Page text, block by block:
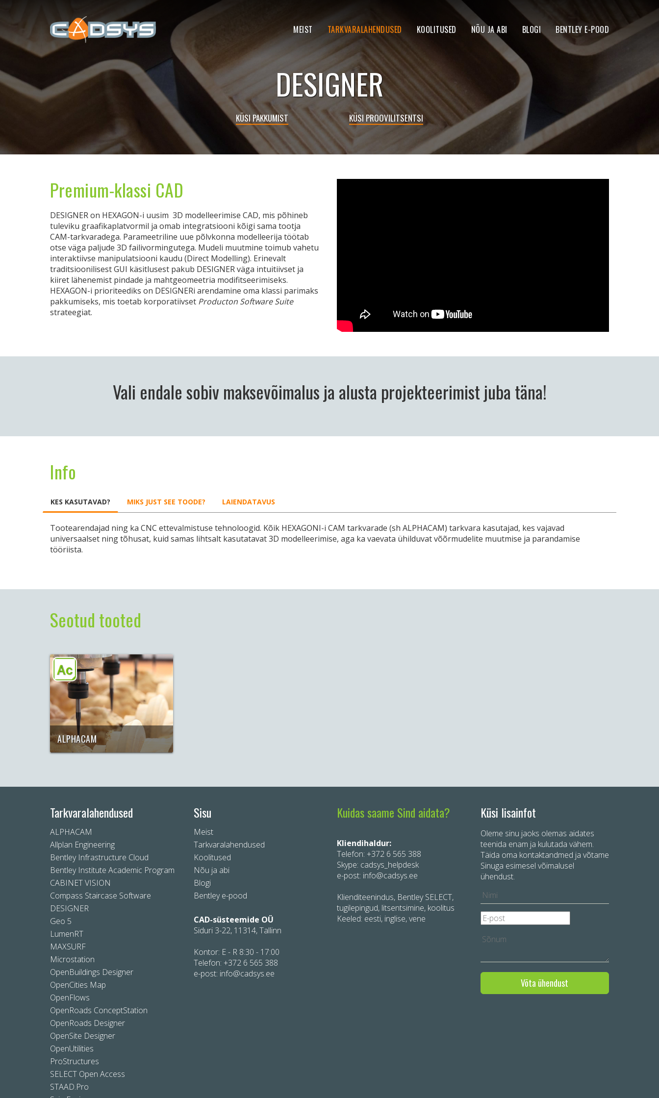
MEIST TARKVARALAHENDUSED KOOLITUSED NÕU JA ABI BLOGI BENTLEY E-POOD
DESIGNER
KÜSI PAKKUMIST KÜSI PROOVILITSENTSI
Premium-klassi CAD
DESIGNER on HEXAGON-i uusim 3D modelleerimise CAD, mis põhineb
tuleviku graafikaplatvormil ja omab integratsiooni kõigi sama tootja
CAM-tarkvaradega. Parameetriline uue põlvkonna modelleerija töötab
otse väga paljude 3D failivormingutega. Mudeli muutmine toimub vahetu
interaktiivse manipulatsiooni kaudu (Direct Modelling). Erinevalt
traditsioonilisest GUI käsitlusest pakub DESIGNER väga intuitiivset ja
kiiret lähenemist pindade ja mahtgeomeetria modifitseerimiseks.
HEXAGON-i prioriteediks on DESIGNERi arendamine oma klassi parimaks
pakkumiseks, mis toetab korporatiivset Producton Software Suite
strateegiat.
Vali endale sobiv maksevõimalus ja alusta projekteerimist juba täna!
Info
KES KASUTAVAD? MIKS JUST SEE TOODE? LAIENDATAVUS
Tootearendajad ning ka CNC ettevalmistuse tehnoloogid. Kõik HEXAGONI-i CAM tarkvarade (sh ALPHACAM) tarkvara kasutajad, kes vajavad
universaalset ning tõhusat, kuid samas lihtsalt kasutatavat 3D modelleerimise, aga ka vaevata ühilduvat võõrmudelite muutmise ja parandamise
tööriista.
Seotud tooted
ALPHACAM
Automaatikale suunatud tark
Tarkvaralahendused
ALPHACAM
Allplan Engineering
Bentley Infrastructure Cloud
Bentley Institute Academic Program
CABINET VISION
Compass Staircase Software
DESIGNER
Geo 5
LumenRT
MAXSURF
Microstation
OpenBuildings Designer
OpenCities Map
OpenFlows
OpenRoads ConceptStation
OpenRoads Designer
OpenSite Designer
OpenUtilities
ProStructures
SELECT Open Access
STAAD.Pro
Sisu
Meist
Tarkvaralahendused
Koolitused
Nõu ja abi
Blogi
Bentley e-pood
CAD-süsteemide OÜ
Siduri 3-22, 11314, Tallinn
Kontor: E - R 8:30 - 17:00
Telefon: +372 6 565 388
e-post: info@cadsys.ee
Kuidas saame Sind aidata?
Kliendihaldur:
Telefon: +372 6 565 388
Skype: cadsys_helpdesk
e-post: info@cadsys.ee
Klienditeenindus, Bentley SELECT,
tugilepingud, litsentsimine, koolitus
Keeled: eesti, inglise, vene
Küsi lisainfot
Oleme sinu jaoks olemas aidates
teenida enam ja kulutada vähem.
Täida oma kontaktandmed ja võtame
Sinuga esimesel võimalusel
ühendust.